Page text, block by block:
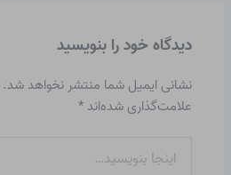
دیدگاه‌ خود را بنویسید
نشانی ایمیل شما منتشر نخواهد شد.
علامت‌گذاری شده‌اند*
بنویسید…